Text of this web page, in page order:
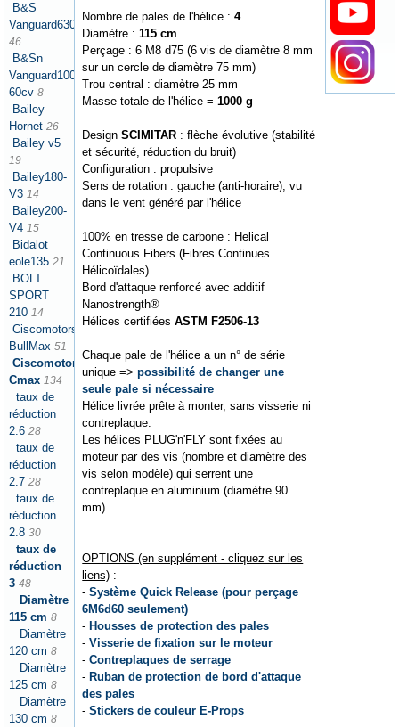
B&S
Vanguard630
46
B&Sn
Vanguard1000
60cv 8
Bailey
Hornet 26
Bailey v5
19
Bailey180-
V3 14
Bailey200-
V4 15
Bidalot
eole135 21
BOLT
SPORT
210 14
Ciscomotors
BullMax 51
Ciscomotors
Cmax 134
taux de
réduction
2.6 28
taux de
réduction
2.7 28
taux de
réduction
2.8 30
taux de
réduction
3 48
Diamètre
115 cm 8
Diamètre
120 cm 8
Diamètre
125 cm 8
Diamètre
130 cm 8
Nombre de pales de l'hélice :4
Diamètre :115 cm
Perçage : 6 M8 d75 (6 vis de diamètre 8 mm
sur un cercle de diamètre 75 mm)
Trou central : diamètre 25 mm
Masse totale de l'hélice =1000 g
DesignSCIMITAR : flèche évolutive (stabilité
et sécurité, réduction du bruit)
Configuration : propulsive
Sens de rotation : gauche (anti-horaire), vu
dans le vent généré par l'hélice
100% en tresse de carbone : Helical
Continuous Fibers (Fibres Continues
Hélicoïdales)
Bord d'attaque renforcé avec additif
Nanostrength®
Hélices certifiéesASTM F2506-13
Chaque pale de l'hélice a un n° de série
unique =>possibilité de changer une
seule pale si nécessaire
Hélice livrée prête à monter, sans visserie ni
contreplaque.
Les hélices PLUG'n'FLY sont fixées au
moteur par des vis (nombre et diamètre des
vis selon modèle) qui serrent une
contreplaque en aluminium (diamètre 90
mm).
OPTIONS (en supplément - cliquez sur les
liens) :
-Système Quick Release (pour perçage
6M6d60 seulement)
- Housses de protection des pales
-Visserie de fixation sur le moteur
-Contreplaques de serrage
- Ruban de protection de bord d'attaque
des pales
-Stickers de couleur E-Props